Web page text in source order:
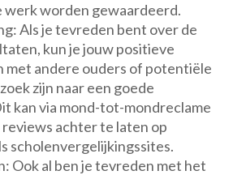
werk worden gewaardeerd.
Als je tevreden bent over de
kun je jouw positieve
met andere ouders of potentiële
zijn naar een goede
kan via mond-tot-mondreclame
achter te laten op
scholenvergelijkingssites.
Ook al ben je tevreden met het